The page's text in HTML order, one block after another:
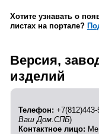
Хотите узнавать о
листах на портале?
Версия,
изделий
Телефон:
Ваш Дом.СПБ)
Контактное лицо: